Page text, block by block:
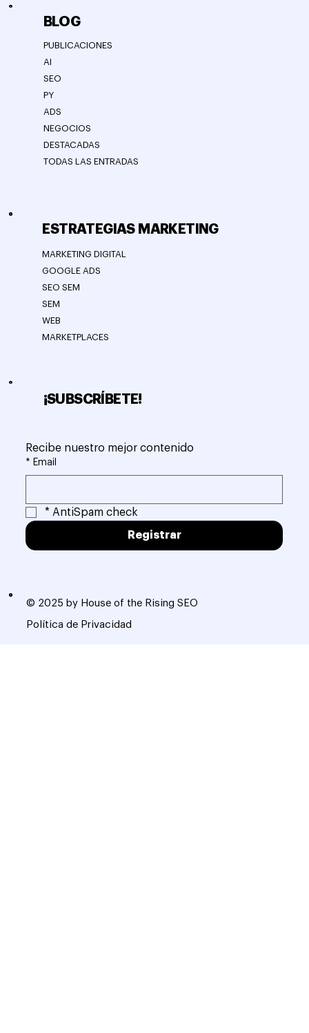
© 2025 by House of the Rising SEO
Política de Privacidad
¡SUBSCRÍBETE!
Recibe nuestro mejor contenido
* Email
* AntiSpam check
Registrar
ESTRATEGIAS MARKETING
MARKETING DIGITAL
GOOGLE ADS
SEO SEM
SEM
WEB
MARKETPLACES
BLOG
PUBLICACIONES
AI
SEO
PY
ADS
NEGOCIOS
DESTACADAS
TODAS LAS ENTRADAS